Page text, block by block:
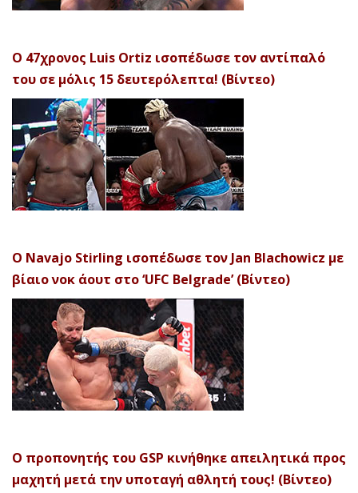
Ο 47χρονος Luis Ortiz ισοπέδωσε τον αντίπαλό
του σε μόλις 15 δευτερόλεπτα! (Βίντεο)
Ο Navajo Stirling ισοπέδωσε τον Jan Blachowicz με
βίαιο νοκ άουτ στο ‘UFC Belgrade’ (Βίντεο)
Ο προπονητής του GSP κινήθηκε απειλητικά προς
μαχητή μετά την υποταγή αθλητή τους! (Βίντεο)